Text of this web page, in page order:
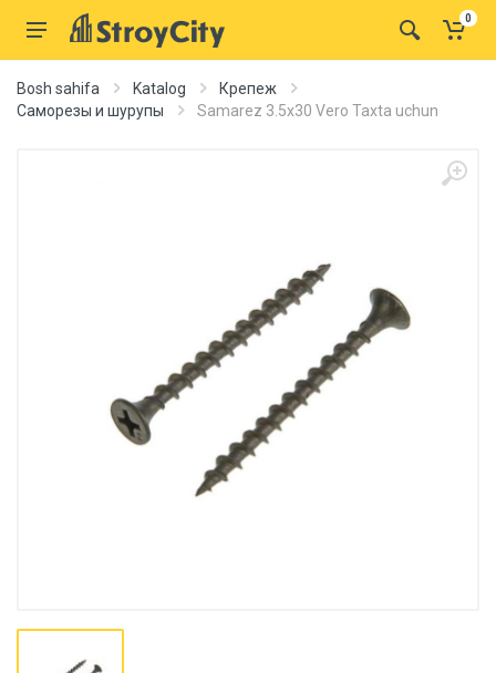
0
Bosh sahifa Katalog
Крепеж
Саморезы и шурупы
Samarez 3.5x30 Vero Taxta uchun